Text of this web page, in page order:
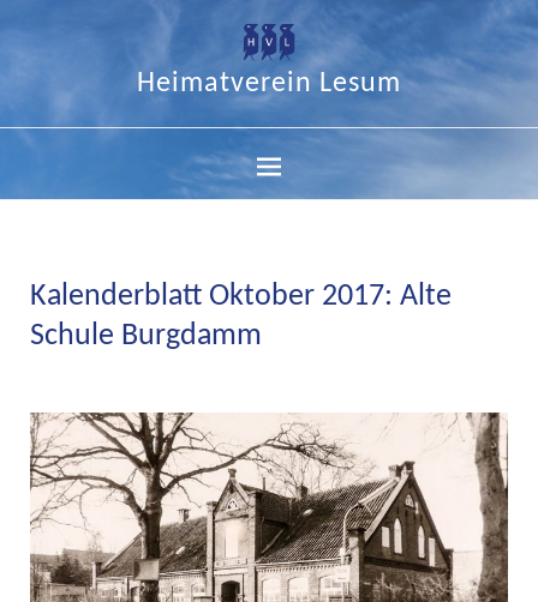
Heimatverein Lesum
Kalenderblatt Oktober 2017: Alte
Schule Burgdamm